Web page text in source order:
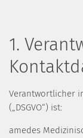
1.
Verantwortlicher
(„DSGVO“) ist:
amedes